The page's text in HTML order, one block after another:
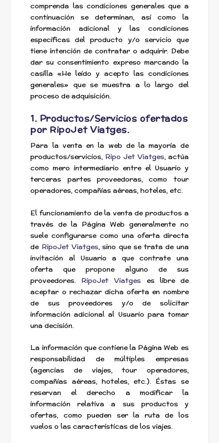
comprenda las condiciones generales que a
continuación se determinan, así como la
información adicional y las condiciones
específicas del producto y/o servicio que
tiene intención de contratar o adquirir. Debe
dar su consentimiento expreso marcando la
casilla «He leído y acepto las condiciones
generales» que se muestra a lo largo del
proceso de adquisición.
1. Productos/Servicios ofertados
por RipoJet Viatges.
Para la venta en la web de la mayoría de
productos/servicios, Ripo Jet Viatges, actúa
como mero intermediario entre el Usuario y
terceras partes proveedoras, como tour
operadores, compañías aéreas, hoteles, etc.
El funcionamiento de la venta de productos a
través de la Página Web generalmente no
suele configurarse como una oferta directa
de RipoJet Viatges, sino que se trata de una
invitación al Usuario a que contrate una
oferta que propone alguno de sus
proveedores. RipoJet Viatges es libre de
aceptar o rechazar dicha oferta en nombre
de sus proveedores y/o de solicitar
información adicional al Usuario para tomar
una decisión.
La información que contiene la Página Web es
responsabilidad de múltiples empresas
(agencias de viajes, tour operadores,
compañías aéreas, hoteles, etc.). Éstas se
reservan el derecho a modificar la
información relativa a sus productos y
ofertas, como pueden ser la ruta de los
vuelos o las características de los viajes.